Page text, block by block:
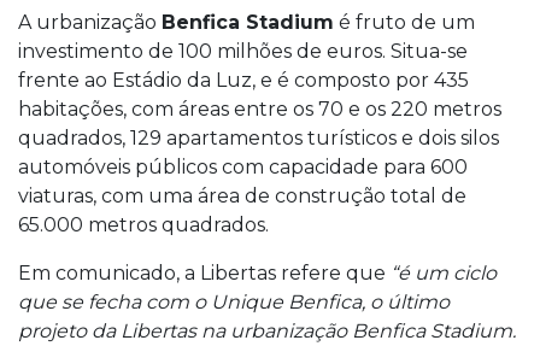
A urbanização Benfica Stadium é fruto de um
investimento de 100 milhões de euros. Situa-se
frente ao Estádio da Luz, e é composto por 435
habitações, com áreas entre os 70 e os 220 metros
quadrados, 129 apartamentos turísticos e dois silos
automóveis públicos com capacidade para 600
viaturas, com uma área de construção total de
65.000 metros quadrados.
Em comunicado, a Libertas refere que “é um ciclo
que se fecha com o Unique Benfica, o último
projeto da Libertas na urbanização Benfica Stadium.